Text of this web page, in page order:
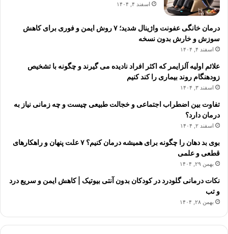
اسفند ۴, ۱۴۰۴
درمان خانگی عفونت واژینال شدید؛ ۷ روش ایمن و فوری برای کاهش
سوزش و خارش بدون نسخه
اسفند ۴, ۱۴۰۴
علائم اولیه آلزایمر که اکثر افراد نادیده می گیرند و چگونه با تشخیص
زودهنگام روند بیماری را کند کنیم
اسفند ۳, ۱۴۰۴
تفاوت بین اضطراب اجتماعی و خجالت طبیعی چیست و چه زمانی نیاز به
درمان دارد؟
اسفند ۲, ۱۴۰۴
بوی بد دهان را چگونه برای همیشه درمان کنیم؟ ۷ علت پنهان و راهکارهای
قطعی و علمی
بهمن ۲۹, ۱۴۰۴
نکات درمانی گلودرد در کودکان بدون آنتی بیوتیک | کاهش ایمن و سریع درد
و تب
بهمن ۲۸, ۱۴۰۴